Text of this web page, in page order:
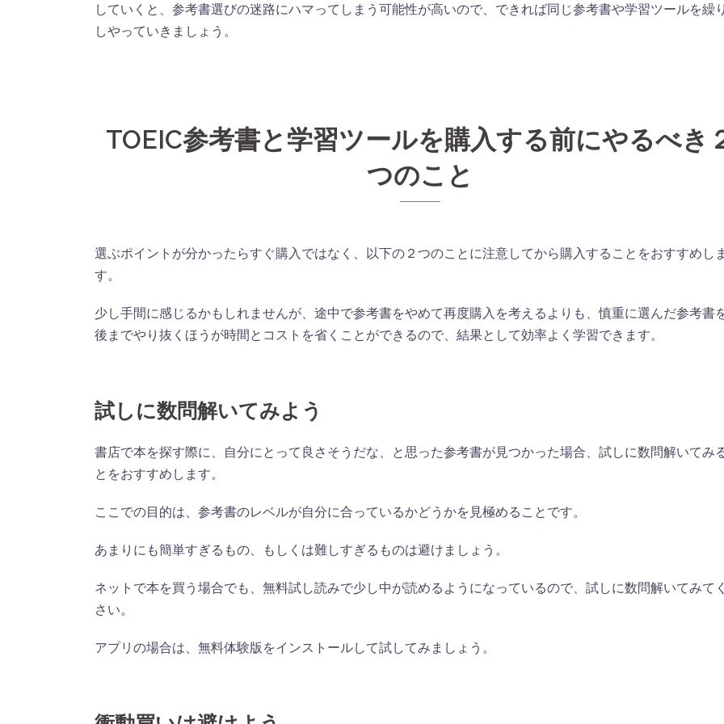
していくと、参考書選びの迷路にハマってしまう可能性が高いので、できれば同じ参考書や学習ツールを繰
しやっていきましょう。
TOEIC参考書と学習ツールを購入する前にやるべき
つのこと
選ぶポイントが分かったらすぐ購入ではなく、以下の２つのことに注意してから購入することをおすすめしま
す。
少し手間に感じるかもしれませんが、途中で参考書をやめて再度購入を考えるよりも、慎重に選んだ参考書
後までやり抜くほうが時間とコストを省くことができるので、結果として効率よく学習できます。
試しに数問解いてみよう
書店で本を探す際に、自分にとって良さそうだな、と思った参考書が見つかった場合、試しに数問解いてみ
とをおすすめします。
ここでの目的は、参考書のレベルが自分に合っているかどうかを見極めることです。
あまりにも簡単すぎるもの、もしくは難しすぎるものは避けましょう。
ネットで本を買う場合でも、無料試し読みで少し中が読めるようになっているので、試しに数問解いてみて
さい。
アプリの場合は、無料体験版をインストールして試してみましょう。